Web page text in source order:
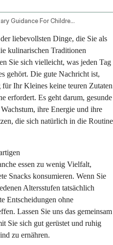
Dietary Guidance For Children In Indian Context
liebevollsten Dinge, die Sie als
kulinarischen Traditionen
Sie sich vielleicht, was jeden Tag
gehört. Die gute Nachricht ist,
für Ihr Kleines keine teuren Zutaten
erfordert. Es geht darum, gesunde
ihre Energie und ihre
die sich natürlich in die Routine
essen zu wenig Vielfalt,
Snacks konsumieren. Wenn Sie
Altersstufen tatsächlich
Entscheidungen ohne
Lassen Sie uns das gemeinsam
Sie sich gut gerüstet und ruhig
zu ernähren.